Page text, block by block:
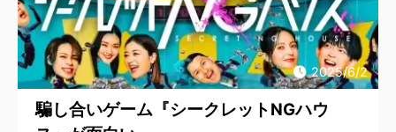
2025/6/2
騙し合いゲーム『シークレットNGハウ